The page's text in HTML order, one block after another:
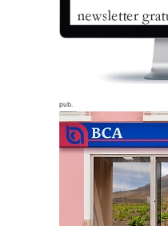
pub.